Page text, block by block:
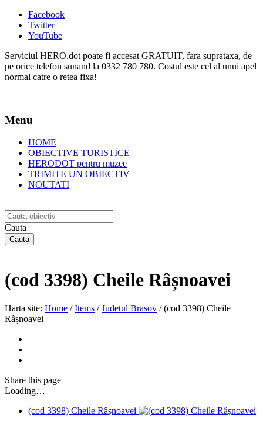
Facebook
Twitter
YouTube
Serviciul HERO.dot poate fi accesat GRATUIT, fara suprataxa, de
pe orice telefon sunand la 0332 780 780. Costul este cel al unui apel
normal catre o retea fixa!
Menu
HOME
OBIECTIVE TURISTICE
HERODOT pentru muzee
TRIMITE UN OBIECTIV
NOUTATI
Cauta
(cod 3398) Cheile Râșnoavei
Harta site: Home / Items / Judetul Brasov / (cod 3398) Cheile
Râșnoavei
Share this page
Loading…
(cod 3398) Cheile Râșnoavei